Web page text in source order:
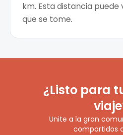
km. Esta distancia
que se tome.
¿Listo para
Unite a la gran
compartidos